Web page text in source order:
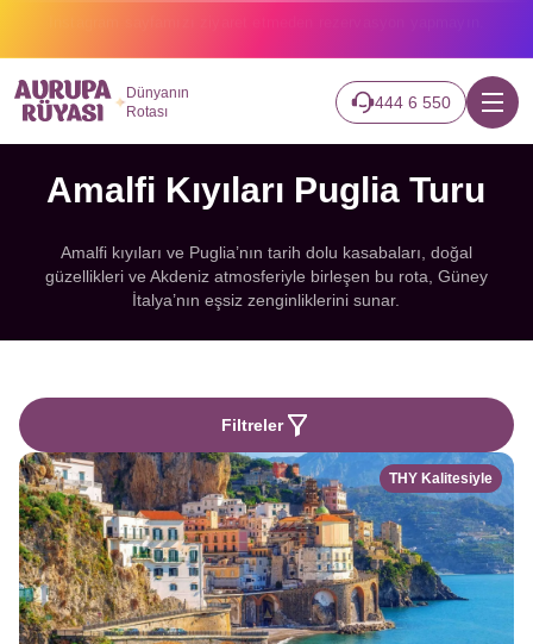
Dünyanın
Rotası
444 6 550
Amalfi Kıyıları Puglia Turu
Amalfi kıyıları ve Puglia’nın tarih dolu kasabaları, doğal
güzellikleri ve Akdeniz atmosferiyle birleşen bu rota, Güney
İtalya’nın eşsiz zenginliklerini sunar.
Filtreler
THY Kalitesiyle